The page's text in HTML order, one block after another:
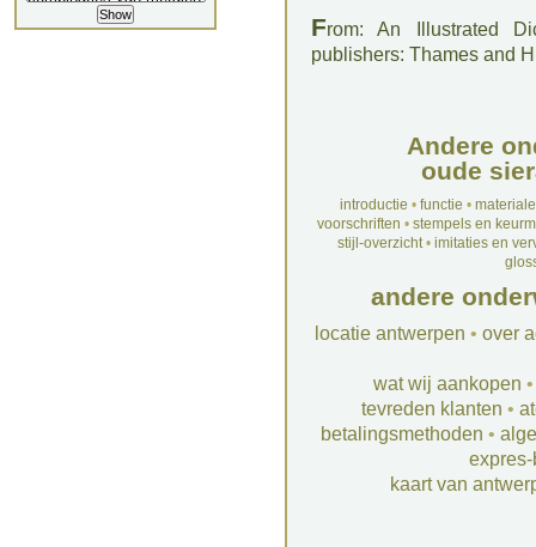
From: An Illustrated
publishers: Thames and
Andere
oude
introductie • functie •
voorschriften • stempels en
stijl-overzicht• imitaties en
andere
locatie antwerpen • over
wat wij aankopen
tevreden klanten •
betalingsmethoden •
kaart van